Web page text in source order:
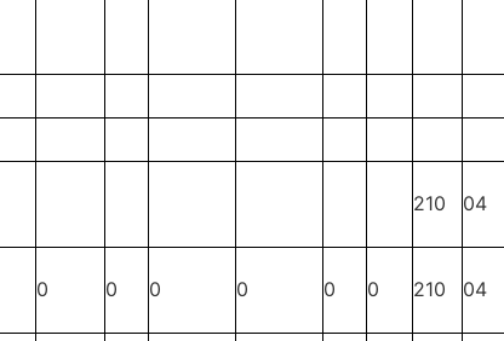
210 04
0 0 0 0 0 0 210 04